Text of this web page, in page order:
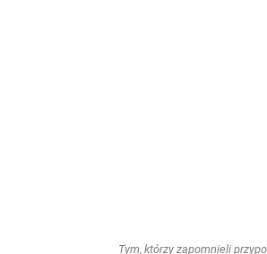
Tym, którzy zapomnieli